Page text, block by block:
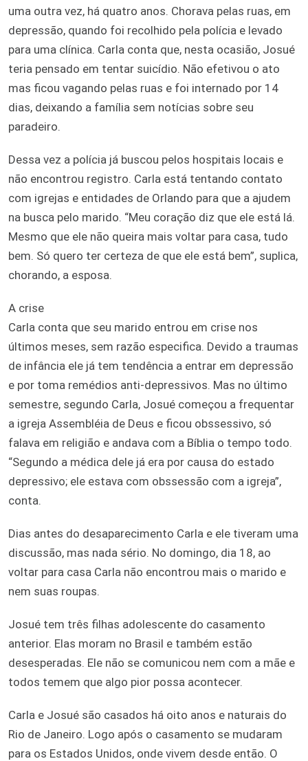
uma outra vez, há quatro anos. Chorava pelas ruas, em
depressão, quando foi recolhido pela polícia e levado
para uma clínica. Carla conta que, nesta ocasião, Josué
teria pensado em tentar suicídio. Não efetivou o ato
mas ficou vagando pelas ruas e foi internado por 14
dias, deixando a família sem notícias sobre seu
paradeiro.
Dessa vez a polícia já buscou pelos hospitais locais e
não encontrou registro. Carla está tentando contato
com igrejas e entidades de Orlando para que a ajudem
na busca pelo marido. “Meu coração diz que ele está lá.
Mesmo que ele não queira mais voltar para casa, tudo
bem. Só quero ter certeza de que ele está bem”, suplica,
chorando, a esposa.
A crise
Carla conta que seu marido entrou em crise nos
últimos meses, sem razão especifica. Devido a traumas
de infância ele já tem tendência a entrar em depressão
e por toma remédios anti-depressivos. Mas no último
semestre, segundo Carla, Josué começou a frequentar
a igreja Assembléia de Deus e ficou obssessivo, só
falava em religião e andava com a Bíblia o tempo todo.
“Segundo a médica dele já era por causa do estado
depressivo; ele estava com obssessão com a igreja”,
conta.
Dias antes do desaparecimento Carla e ele tiveram uma
discussão, mas nada sério. No domingo, dia 18, ao
voltar para casa Carla não encontrou mais o marido e
nem suas roupas.
Josué tem três filhas adolescente do casamento
anterior. Elas moram no Brasil e também estão
desesperadas. Ele não se comunicou nem com a mãe e
todos temem que algo pior possa acontecer.
Carla e Josué são casados há oito anos e naturais do
Rio de Janeiro. Logo após o casamento se mudaram
para os Estados Unidos, onde vivem desde então. O